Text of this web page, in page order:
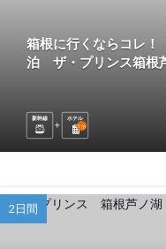
箱根に行くならコレ！
泊 ザ・プリンス箱根
新幹線
ホテル
1 泊
2日間